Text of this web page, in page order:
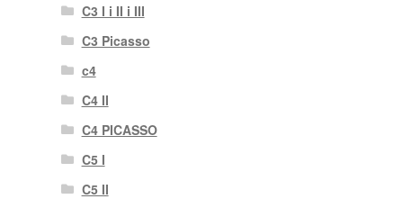
C3 I i II i III
C3 Picasso
c4
C4 II
C4 PICASSO
C5 I
C5 II